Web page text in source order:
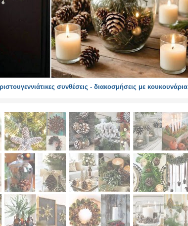
συνθέσεις - διακοσμήσεις με κουκουνάρια